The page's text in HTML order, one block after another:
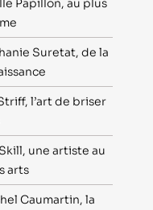
Papillon, au plus
Suretat, de la
l’art de briser
une artiste au
arts
Caumartin, la